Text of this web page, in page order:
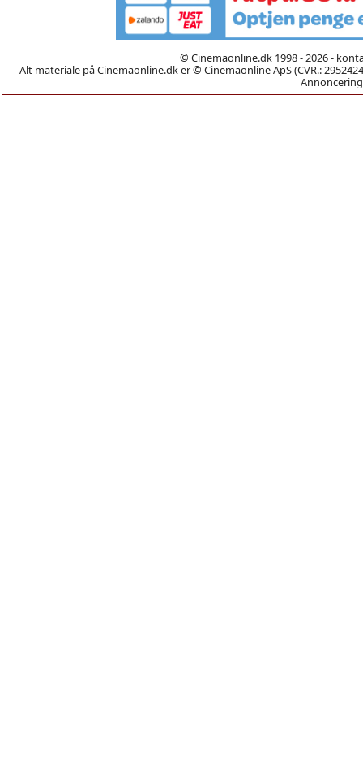
© Cinemaonline.dk 1998 - 2026 -
Alt materiale på Cinemaonline.dk er © Cinemaonline ApS (CVR.: